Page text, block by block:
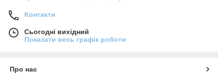
Контакти
Сьогодні вихідний
Показати весь графік роботи
Про нас